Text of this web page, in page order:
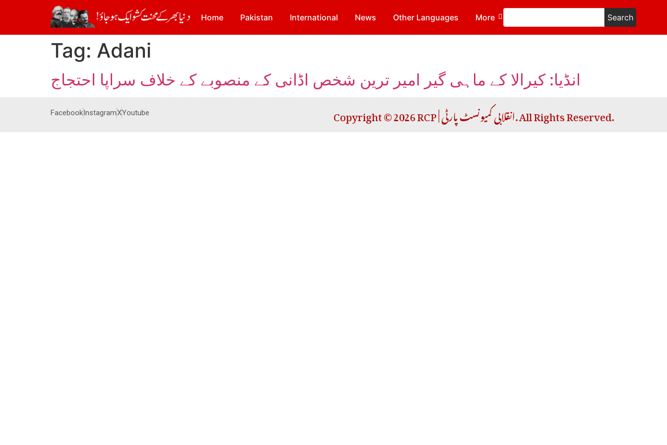
Home Pakistan International News Other Languages More Search
Tag: Adani
انڈیا: کیرالا کے ماہی گیر امیر ترین شخص اڈانی کے منصوبے کے خلاف سراپا احتجاج
FacebookInstagramXYoutube Copyright © 2026 RCP | انقلابی کمیونسٹ پارٹی. All Rights Reserved.